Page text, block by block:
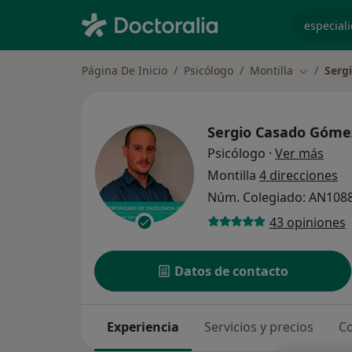
Página De Inicio Psicólogo Montilla Cambiar
Sergio Casado
Psicólogo · Ver más
Montilla 4 direcciones
Núm. Colegiado:
43 opiniones
Datos de contacto
Experiencia Servicios y precios